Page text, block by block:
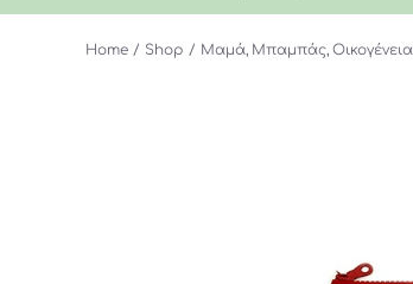
Home Shop Μαμά Μπαμπάς Οικογένεια